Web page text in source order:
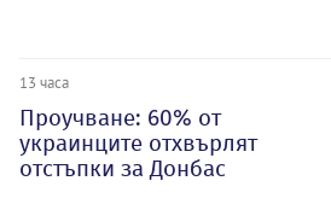
13 часа
Проучване: 60% от
украинците отхвърлят
отстъпки за Донбас